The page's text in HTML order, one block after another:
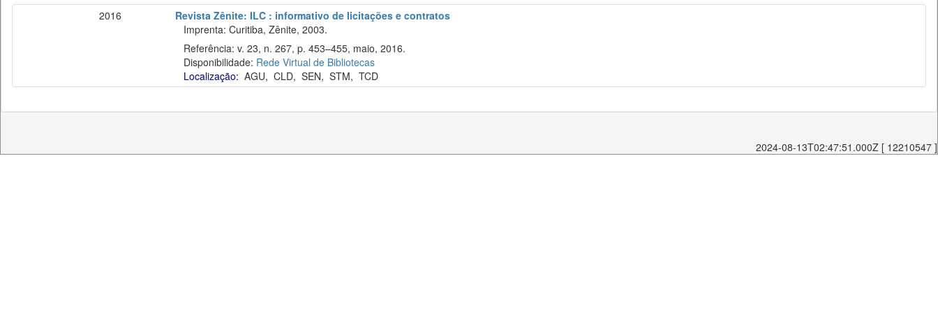
2016
Revista Zênite: ILC : informativo de licitações e contratos
Imprenta: Curitiba, Zênite, 2003.
Referência: v. 23, n. 267, p. 453–455, maio, 2016.
Disponibilidade: Rede Virtual de Bibliotecas
Localização: AGU, CLD, SEN, STM, TCD
2024-08-13T02:47:51.000Z [ 12210547 ]